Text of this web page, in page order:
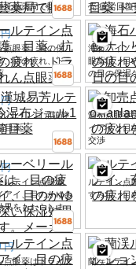
托藝薬局で販売中
売 疲労回復
円
点眼薬、目の保
、目の疲れ、ドラ
海石ハイノ
眼薬は、目
の目の保湿
円
テイン目元鎮静
目薬
卸売点眼薬
イアイと目
交渉
円
ルテイン点眼薬
アイ、目のかゆみ
果をもたらしま
ルテイン点
すみ目、目
円
点眼薬はドライア
蘭渓ルテイ